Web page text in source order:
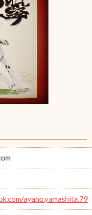
ayano.yamashita.79